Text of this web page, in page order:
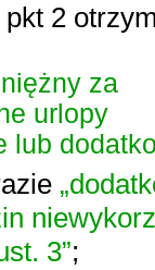
2
za
urlopy
lub
3”;